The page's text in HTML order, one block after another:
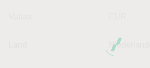
Niederlande